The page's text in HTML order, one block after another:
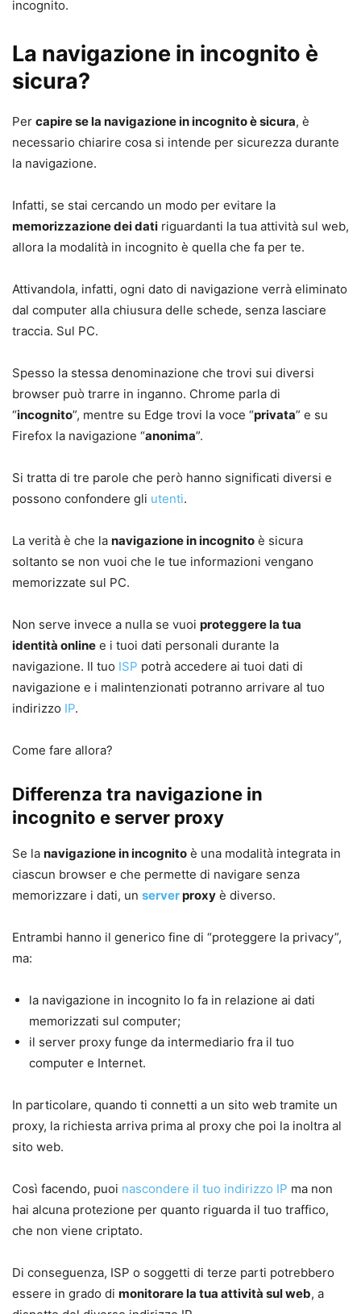
incognito.
La navigazione in incognito è
sicura?
Per capire se la navigazione in incognito è sicura, è
necessario chiarire cosa si intende per sicurezza durante
la navigazione.
Infatti, se stai cercando un modo per evitare la
memorizzazione dei dati riguardanti la tua attività sul web,
allora la modalità in incognito è quella che fa per te.
Attivandola, infatti, ogni dato di navigazione verrà eliminato
dal computer alla chiusura delle schede, senza lasciare
traccia. Sul PC.
Spesso la stessa denominazione che trovi sui diversi
browser può trarre in inganno. Chrome parla di
“incognito”, mentre su Edge trovi la voce “privata” e su
Firefox la navigazione “anonima”.
Si tratta di tre parole che però hanno significati diversi e
possono confondere gli utenti.
La verità è che la navigazione in incognito è sicura
soltanto se non vuoi che le tue informazioni vengano
memorizzate sul PC.
Non serve invece a nulla se vuoi proteggere la tua
identità online e i tuoi dati personali durante la
navigazione. Il tuo ISP potrà accedere ai tuoi dati di
navigazione e i malintenzionati potranno arrivare al tuo
indirizzo IP.
Come fare allora?
Differenza tra navigazione in
incognito e server proxy
Se la navigazione in incognito è una modalità integrata in
ciascun browser e che permette di navigare senza
memorizzare i dati, un serverproxy è diverso.
Entrambi hanno il generico fine di “proteggere la privacy”,
ma:
la navigazione in incognito lo fa in relazione ai dati
memorizzati sul computer;
il server proxy funge da intermediario fra il tuo
computer e Internet.
In particolare, quando ti connetti a un sito web tramite un
proxy, la richiesta arriva prima al proxy che poi la inoltra al
sito web.
Così facendo, puoi nascondere il tuo indirizzo IP ma non
hai alcuna protezione per quanto riguarda il tuo traffico,
che non viene criptato.
Di conseguenza, ISP o soggetti di terze parti potrebbero
essere in grado di monitorare la tua attività sul web, a